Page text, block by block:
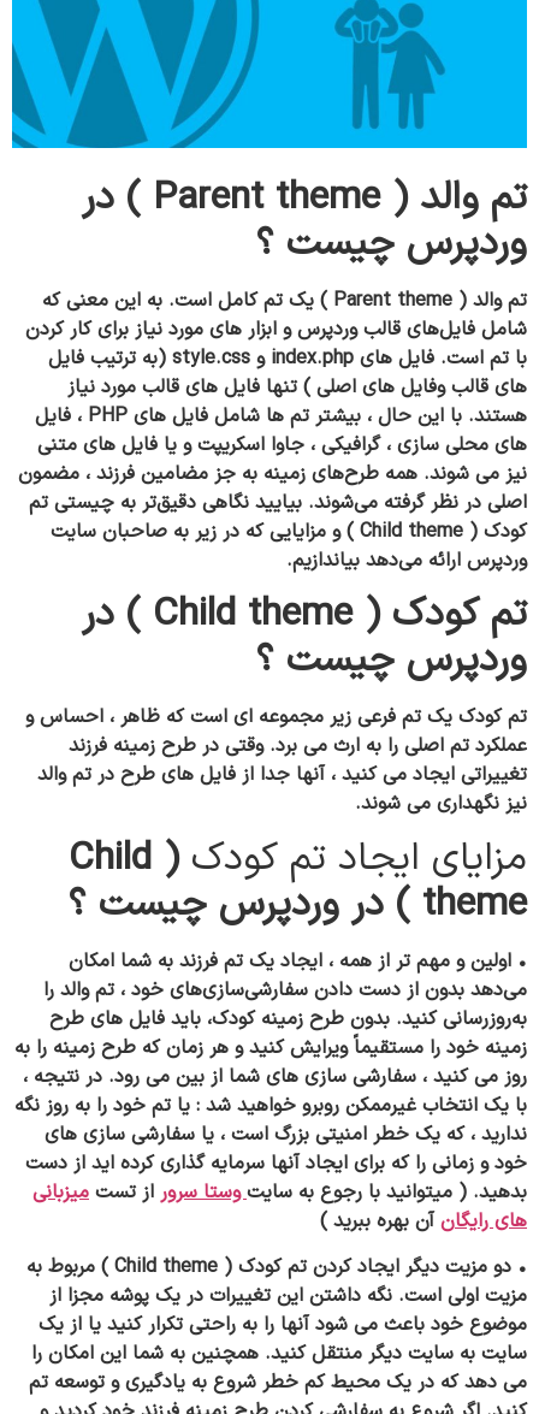
تم والد ( Parent theme ) در
وردپرس چیست ؟
تم والد ( Parent theme )
یک تم کامل است. به این معنی که
شامل فایل‌های قالب وردپرس و ابزار های مورد نیاز برای کار کردن
با تم است. فایل های index.php و style.css (به ترتیب فایل
های قالب وفایل های اصلی ) تنها فایل های قالب مورد نیاز
هستند. با این حال ، بیشتر تم ها شامل فایل های PHP ، فایل
های محلی سازی ، گرافیکی ، جاوا اسکریپت و یا فایل های متنی
نیز می شوند. همه طرح‌های زمینه به‌ جز مضامین فرزند ، مضمون
اصلی در نظر گرفته می‌شوند. بیایید نگاهی دقیق‌تر به چیستی تم
کودک ( Child theme ) و مزایایی که در زیر به صاحبان سایت
وردپرس ارائه می‌دهد بیاندازیم.
تم کودک ( Child theme ) در
وردپرس چیست ؟
تم کودک یک تم فرعی زیر مجموعه ای است که ظاهر ، احساس و
عملکرد تم اصلی را به ارث می برد. وقتی در طرح زمینه فرزند
تغییراتی ایجاد می کنید ، آنها جدا از فایل های طرح در تم والد
نیز نگهداری می شوند.
مزایای ایجاد تم کودک ( Child
theme ) در وردپرس چیست ؟
• اولین و مهم تر از همه ، ایجاد یک تم فرزند به شما امکان
می‌دهد بدون از دست دادن سفارشی‌سازی‌های خود ، تم والد را
به‌روزرسانی کنید. بدون طرح زمینه کودک، باید فایل های طرح
زمینه خود را مستقیماً ویرایش کنید و هر زمان که طرح زمینه را به
روز می کنید ، سفارشی سازی های شما از بین می رود. در نتیجه ،
با یک انتخاب غیرممکن روبرو خواهید شد : یا تم خود را به روز نگه
ندارید ، که یک خطر امنیتی بزرگ است ، یا سفارشی سازی های
خود و زمانی را که برای ایجاد آنها سرمایه گذاری کرده اید از دست
بدهید. ( میتوانید با رجوع به سایتوستا سرور از تست میزبانی
های رایگانآن بهره ببرید )
• دو مزیت دیگر ایجاد کردن تم کودک ( Child theme ) مربوط به
مزیت اولی است. نگه داشتن این تغییرات در یک پوشه مجزا از
موضوع خود باعث می شود آنها را به راحتی تکرار کنید یا از یک
سایت به سایت دیگر منتقل کنید. همچنین به شما این امکان را
می دهد که در یک محیط کم خطر شروع به یادگیری و توسعه تم